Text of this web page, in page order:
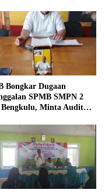
Bongkar Dugaan
SPMB SMPN 2
Minta Audit